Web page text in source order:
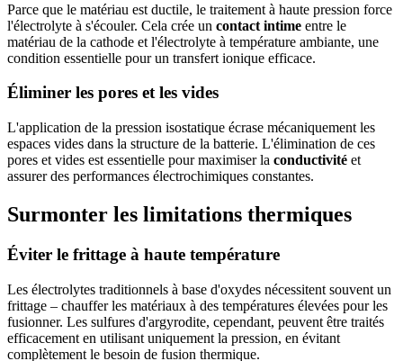
Parce que le matériau est ductile, le traitement à haute pression force
l'électrolyte à s'écouler. Cela crée un contact intime entre le
matériau de la cathode et l'électrolyte à température ambiante, une
condition essentielle pour un transfert ionique efficace.
Éliminer les pores et les vides
L'application de la pression isostatique écrase mécaniquement les
espaces vides dans la structure de la batterie. L'élimination de ces
pores et vides est essentielle pour maximiser la conductivité et
assurer des performances électrochimiques constantes.
Surmonter les limitations thermiques
Éviter le frittage à haute température
Les électrolytes traditionnels à base d'oxydes nécessitent souvent un
frittage – chauffer les matériaux à des températures élevées pour les
fusionner. Les sulfures d'argyrodite, cependant, peuvent être traités
efficacement en utilisant uniquement la pression, en évitant
complètement le besoin de fusion thermique.